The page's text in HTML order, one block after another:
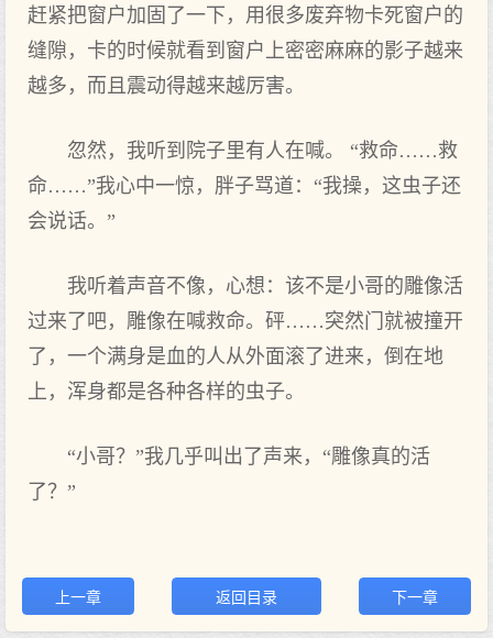
赶紧把窗户加固了一下，用很多废弃物卡死窗户的
缝隙，卡的时候就看到窗户上密密麻麻的影子越来
越多，而且震动得越来越厉害。
忽然，我听到院子里有人在喊。 “救命……救
命……”我心中一惊，胖子骂道：“我操，这虫子还
会说话。”
我听着声音不像，心想：该不是小哥的雕像活
过来了吧，雕像在喊救命。砰……突然门就被撞开
了，一个满身是血的人从外面滚了进来，倒在地
上，浑身都是各种各样的虫子。
“小哥？”我几乎叫出了声来，“雕像真的活
了？”
上一章 返回目录 下一章